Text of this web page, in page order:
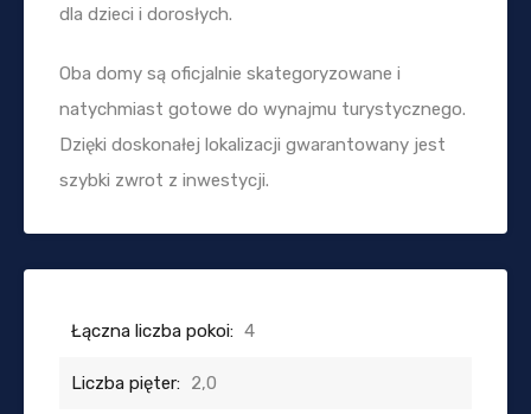
dla dzieci i dorosłych.
Oba domy są oficjalnie skategoryzowane i
natychmiast gotowe do wynajmu turystycznego.
Dzięki doskonałej lokalizacji gwarantowany jest
szybki zwrot z inwestycji.
Łączna liczba pokoi: 4
Liczba pięter: 2,0